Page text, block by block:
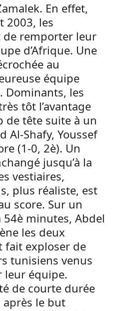
En effet,
2003, les
remporter leur
d’Afrique. Une
au
équipe
Dominants, les
tôt l’avantage
de tête suite à un
Al-Shafy, Youssef
(1-0, 2è). Un
jusqu’à la
vestiaires,
plus réaliste, est
score. Sur un
minutes, Abdel
les deux
fait exploser de
tunisiens venus
leur équipe.
de courte durée
le but